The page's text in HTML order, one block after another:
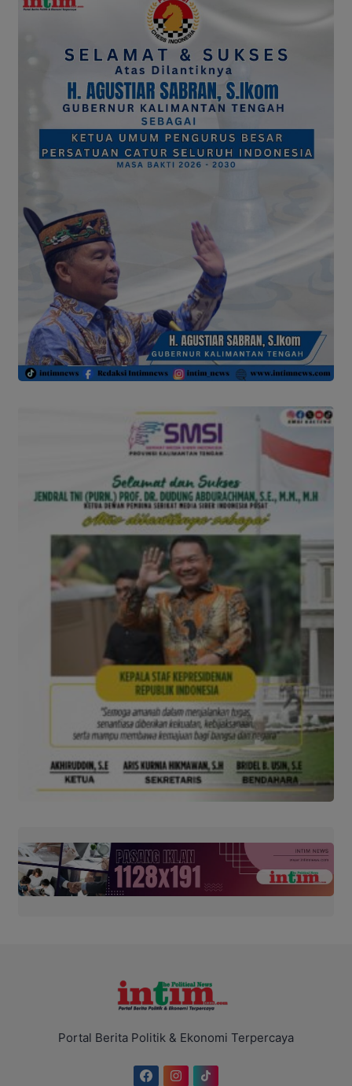
Portal Berita Politik & Ekonomi Terpercaya